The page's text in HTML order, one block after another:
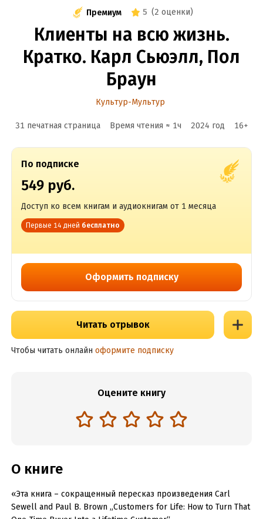
Премиум 5 (2 оценки)
Клиенты на всю жизнь.
Кратко. Карл Сьюэлл, Пол
Браун
Культур-Мультур
31 печатная страница Время чтения ≈ 1ч 2024 год 16+
По подписке
549 руб.
Доступ ко всем книгам и аудиокнигам от 1 месяца
Первые 14 дней бесплатно
Оформить подписку
Читать отрывок
Чтобы читать онлайн оформите подписку
Оцените книгу
О книге
«Эта книга – сокращенный пересказ произведения Carl
Sewell and Paul B. Brown „Customers for Life: How to Turn That